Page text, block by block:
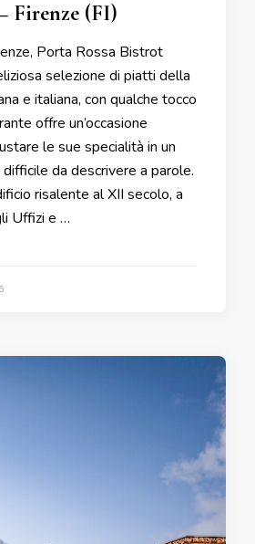
Firenze (FI)
Porta Rossa Bistrot
selezione di piatti della
e italiana, con qualche tocco
offre un’occasione
le sue specialità in un
da descrivere a parole.
risalente al XII secolo, a
Uffizi e …